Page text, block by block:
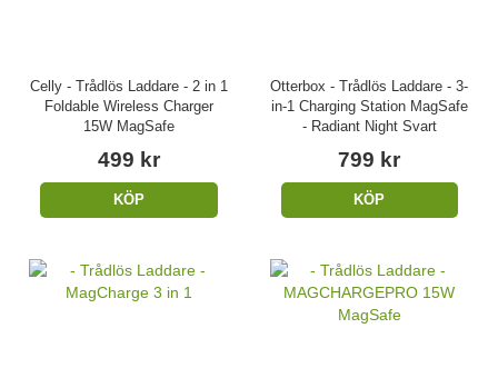
Celly - Trådlös Laddare - 2 in 1
Foldable Wireless Charger
15W MagSafe
499 kr
KÖP
Otterbox - Trådlös Laddare - 3-
in-1 Charging Station MagSafe
- Radiant Night Svart
799 kr
KÖP